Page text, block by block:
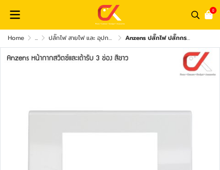
0
Home ... ปลั๊กไฟ สายไฟ และ อุปกรณ์เสริม Anzens ปลั๊กไฟ ปลั๊กกราวด์ สวิทซ์ไฟ หน้ากากสวิทซ์